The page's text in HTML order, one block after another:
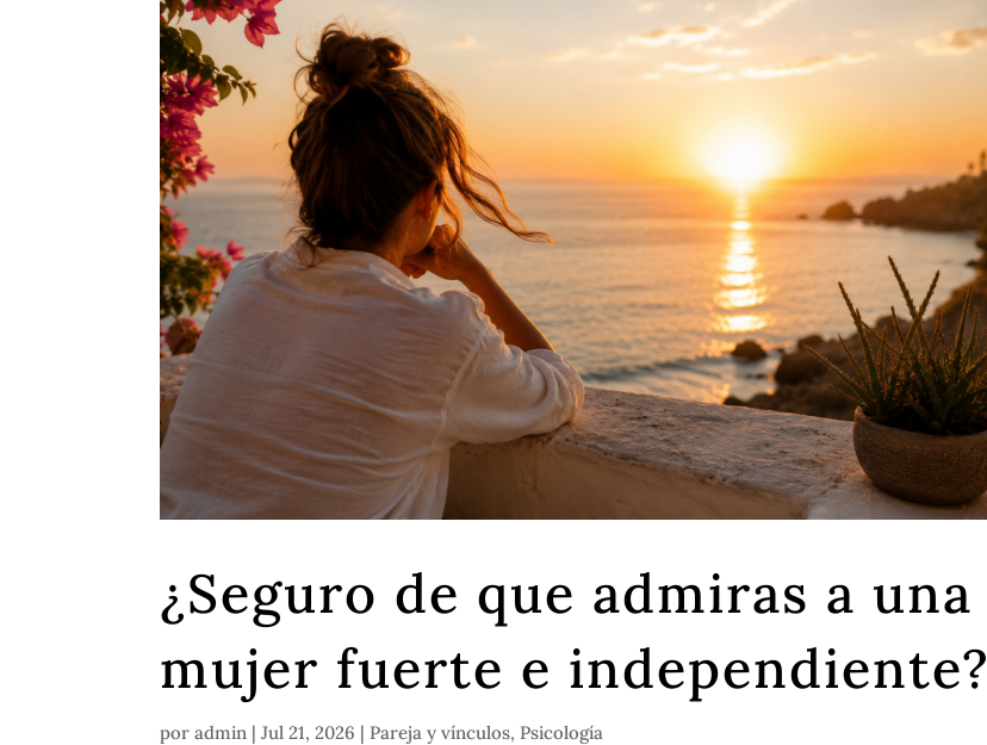
¿Seguro de que admiras a una
mujer fuerte e independiente?
poradmin |Jul 21, 2026 | Pareja y vínculos, Psicología